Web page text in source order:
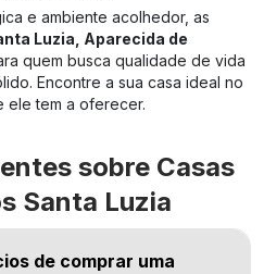
e ambiente acolhedor, as
Luzia, Aparecida de
quem busca qualidade de vida
Encontre a sua casa ideal no
ele tem a oferecer.
sobre Casas
Santa Luzia
de comprar uma